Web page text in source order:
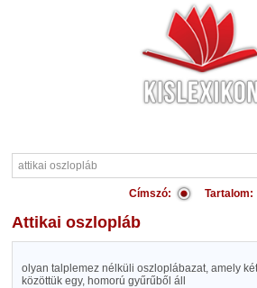
Címszó: Tartalom:
attikai oszlopláb
olyan talplemez nélküli oszloplábazat, amely
közöttük egy, homorú gyűrűből áll